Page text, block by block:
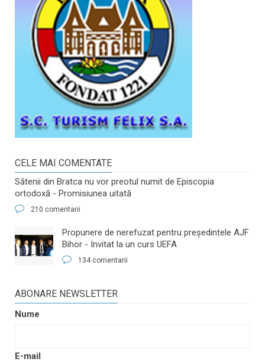
CELE MAI COMENTATE
Sătenii din Bratca nu vor preotul numit de Episcopia
ortodoxă - Promisiunea uitată
210 comentarii
​Propunere de nerefuzat pentru preşedintele AJF
Bihor - Invitat la un curs UEFA
134 comentarii
ABONARE NEWSLETTER
Nume
E-mail